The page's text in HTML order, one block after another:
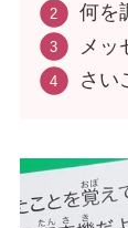
何を
メッ
さい